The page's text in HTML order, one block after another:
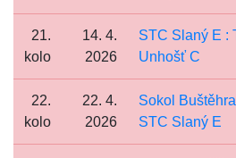
21.
kolo
14. 4.
2026
STC Slaný E :
Unhošť C
22.
kolo
22. 4.
2026
Sokol
STC Slaný E